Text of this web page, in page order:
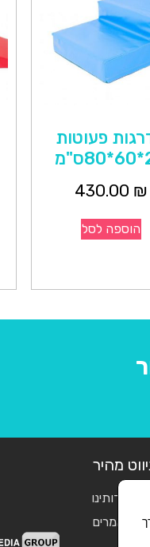
פעוטות
430.00 ₪
הוספה לסל
מהיר
אודותינו
מאמרים